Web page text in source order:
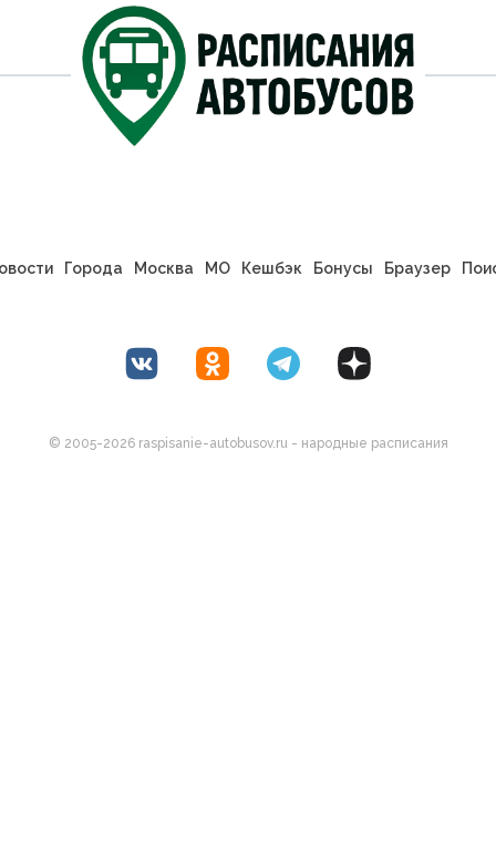
Города Москва МО Кешбэк Бонусы Браузер
© 2005-2026 raspisanie-autobusov.ru - народные расписания